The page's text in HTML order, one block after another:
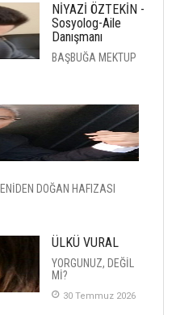
NİYAZİ ÖZTEKİN -
Sosyolog-Aile
Danışmanı
BAŞBUĞA MEKTUP
DOĞAN HAFIZASI
ÜLKÜ VURAL
YORGUNUZ, DEĞİL
Mİ?
30 Temmuz 2026